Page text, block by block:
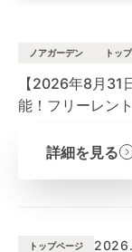
ノアガーデン トッ
【2026年8月31
能！フリーレン
詳細を見る
トップページ